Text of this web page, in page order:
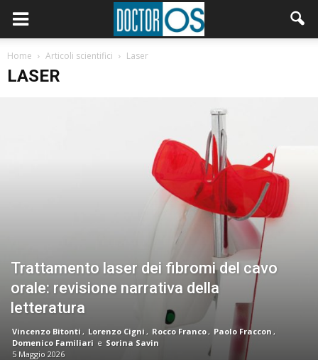
Home Articoli scientifici Laser
LASER
Trattamento laser dei fibromi del cavo
orale: revisione narrativa della
letteratura
Vincenzo Bitonti , Lorenzo Cigni , Rocco Franco , Paolo Fraccon ,
Domenico Familiari e Sorina Savin
5 Maggio 2026